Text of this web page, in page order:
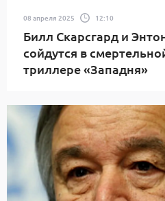
08 апреля 2025 12:10
Билл Скарсгард и
сойдутся в
триллере «Западня»